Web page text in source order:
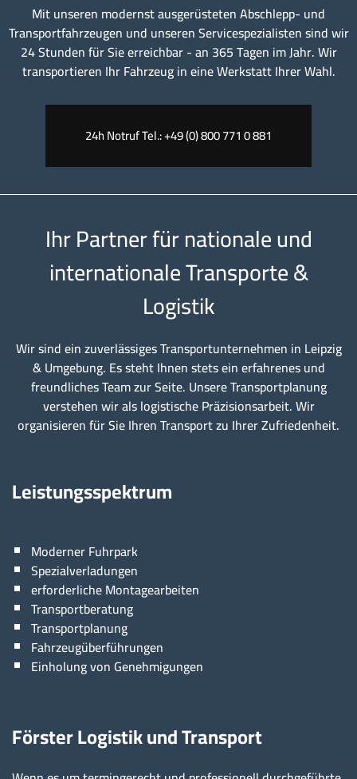
Mit unseren modernst ausgerüsteten Abschlepp- und
Transportfahrzeugen und unseren Servicespezialisten sind wir
24 Stunden für Sie erreichbar - an 365 Tagen im Jahr. Wir
transportieren Ihr Fahrzeug in eine Werkstatt Ihrer Wahl.
24h Notruf Tel.: +49 (0) 800 771 0 881
Ihr Partner für nationale und
internationale Transporte &
Logistik
Wir sind ein zuverlässiges Transportunternehmen in Leipzig
& Umgebung. Es steht Ihnen stets ein erfahrenes und
freundliches Team zur Seite. Unsere Transportplanung
verstehen wir als logistische Präzisionsarbeit. Wir
organisieren für Sie Ihren Transport zu Ihrer Zufriedenheit.
Leistungsspektrum
Moderner Fuhrpark
Spezialverladungen
erforderliche Montagearbeiten
Transportberatung
Transportplanung
Fahrzeugüberführungen
Einholung von Genehmigungen
Förster Logistik und Transport